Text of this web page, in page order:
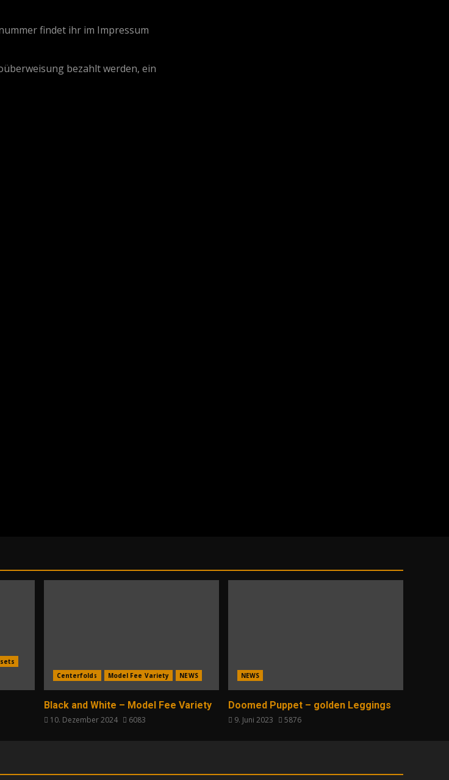
findet ihr im Impressum
bezahlt werden, ein
Centerfolds Model Fee Variety NEWS
Black and White – Model Fee Variety
10. Dezember 2024 6083
NEWS
Doomed Puppet – golden Leggings
9. Juni 2023 5876